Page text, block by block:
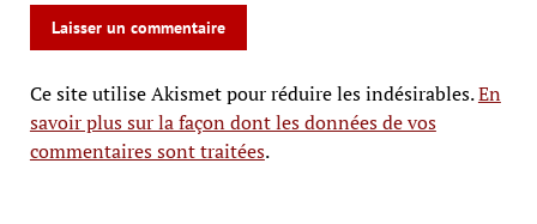
Ce site utilise Akismet pour réduire les indésirables.En
savoir plus sur la façon dont les données de vos
commentaires sont traitées.